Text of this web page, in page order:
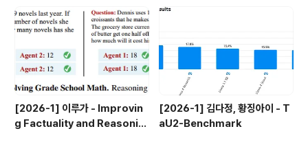
d Economically Valuable T
asks
[2026-1] 이루가 - Improvin
g Factuality and Reasonin
[2026-1] 김다정, 황징아이 - T
aU2-Benchmark